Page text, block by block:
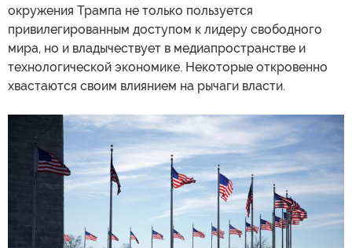
окружения Трампа не только пользуется
привилегированным доступом к лидеру свободного
мира, но и владычествует в медиапространстве и
технологической экономике. Некоторые откровенно
хвастаются своим влиянием на рычаги власти.